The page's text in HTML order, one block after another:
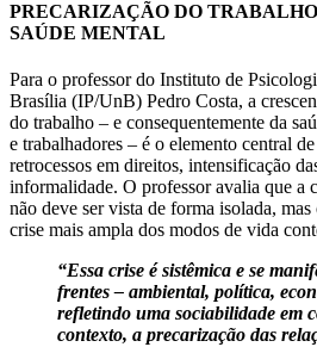
PRECARIZAÇÃO DO
SAÚDE MENTAL
Para o professor do Instituto de
Brasília (IP/UnB) Pedro Costa, a
do trabalho – e consequentemente da
e trabalhadores – é o elemento central
retrocessos em direitos, intensificação
informalidade. O professor avalia que a
não deve ser vista de forma isolada,
crise mais ampla dos modos de vida
“Essa crise é sistêmica e se
frentes – ambiental, política,
refletindo uma sociabilidade em
contexto, a precarização das